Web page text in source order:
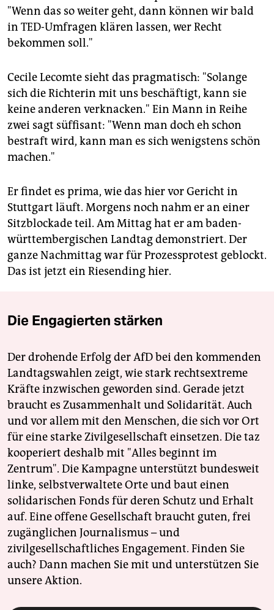
"Wenn das so weiter geht, dann können wir bald
in TED-Umfragen klären lassen, wer Recht
bekommen soll."
Cecile Lecomte sieht das pragmatisch: "Solange
sich die Richterin mit uns beschäftigt, kann sie
keine anderen verknacken." Ein Mann in Reihe
zwei sagt süffisant: "Wenn man doch eh schon
bestraft wird, kann man es sich wenigstens schön
machen."
Er findet es prima, wie das hier vor Gericht in
Stuttgart läuft. Morgens noch nahm er an einer
Sitzblockade teil. Am Mittag hat er am baden-
württembergischen Landtag demonstriert. Der
ganze Nachmittag war für Prozessprotest geblockt.
Das ist jetzt ein Riesending hier.
Die Engagierten stärken
Der drohende Erfolg der AfD bei den kommenden
Landtagswahlen zeigt, wie stark rechtsextreme
Kräfte inzwischen geworden sind. Gerade jetzt
braucht es Zusammenhalt und Solidarität. Auch
und vor allem mit den Menschen, die sich vor Ort
für eine starke Zivilgesellschaft einsetzen. Die taz
kooperiert deshalb mit "Alles beginnt im
Zentrum". Die Kampagne unterstützt bundesweit
linke, selbstverwaltete Orte und baut einen
solidarischen Fonds für deren Schutz und Erhalt
auf. Eine offene Gesellschaft braucht guten, frei
zugänglichen Journalismus – und
zivilgesellschaftliches Engagement. Finden Sie
auch? Dann machen Sie mit und unterstützen Sie
unsere Aktion.